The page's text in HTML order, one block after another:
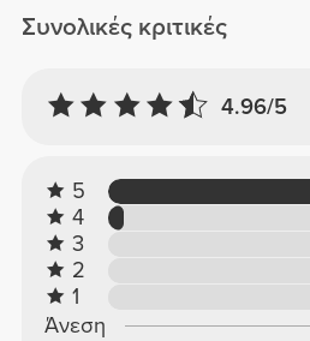
Συνολικές κριτικές
4.96/5
5
4
3
2
1
Άνεση